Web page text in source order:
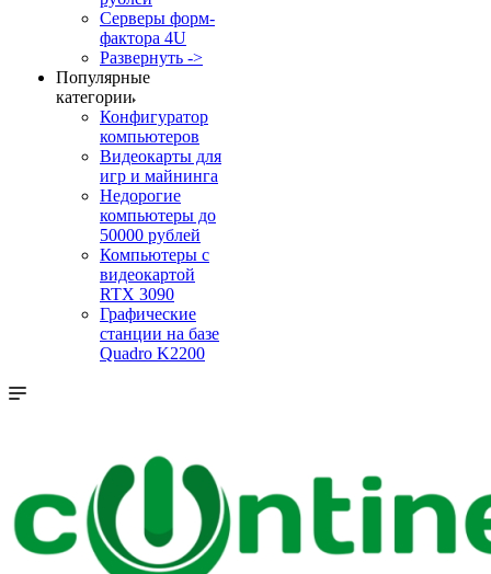
Серверы форм-
фактора 4U
Развернуть ->
Популярные
категории
Конфигуратор
компьютеров
Видеокарты для
игр и майнинга
Недорогие
компьютеры до
50000 рублей
Компьютеры с
видеокартой
RTX 3090
Графические
станции на базе
Quadro K2200